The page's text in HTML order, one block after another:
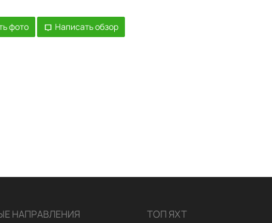
фото Написать обзор
НАПРАВЛЕНИЯ ТОП ЯХТ